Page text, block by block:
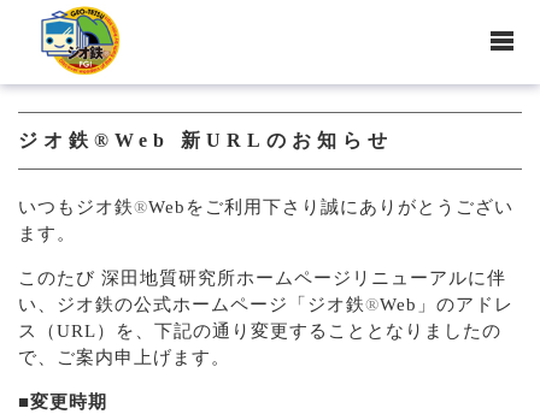
ジオ鉄®Web 新URLのお知らせ
いつもジオ鉄®Webをご利用下さり誠にありがとうござい
ます。
このたび 深田地質研究所ホームページリニューアルに伴
い、ジオ鉄の公式ホームページ「ジオ鉄®Web」のアドレ
ス（URL）を、下記の通り変更することとなりましたの
で、ご案内申上げます。
■変更時期